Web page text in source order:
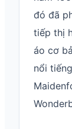
đó đã
tiếp thị
áo cơ
nổi